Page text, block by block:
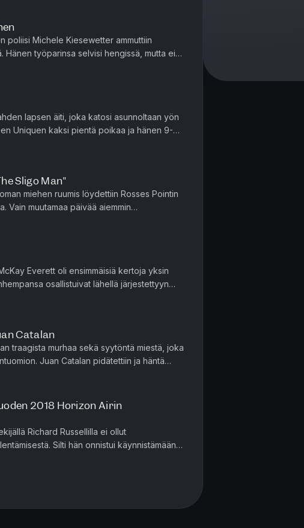
mystery-of-the-lost-boys-part-
The mystery of
news/the-mystery-
e889-5ce1-8f8a-
the-lost-boys-of-pickering-
8202-5a9e-9aea-
pickering-ontario-lost-boys/
(1995) – True Crime Canada
boys-of-pickering/ The Lost
Bruce Ricketts
Gothic
missing-pickering-lost-boys 20
later-the-lost-boys-mystery-
Private
Boys’ of Pickering case
investigator-seeks-new-
article_b2b72b91-0f08-5bf3-
article/the-toronto-star-
bay-nugget-police-confirm-
toronto-star-mom-refuses-to-
poliisi Michele Kiesewetter ammuttiin
työparinsa selvisi hengissä, mutta ei
löydetty DNA ...
lapsen äiti, joka katosi asunnoltaan yön
Uniquen kaksi pientä poikaa ja hänen 9-
ja huomasivat ...
Sligo Man"
miehen ruumis löydettiin Rosses Pointin
Vain muutamaa päivää aiemmin
saman miehen saapuvan kaup...
Everett oli ensimmäisiä kertoja yksin
osallistuivat lähellä järjestettyyn
ei saanut poik...
Catalan
traagista murhaa sekä syytöntä miestä, joka
Juan Catalan pidätettiin ja häntä
Los Angel...
2018 Horizon Airin
Richard Russellilla ei ollut
Silti hän onnistui käynnistämään
ilmaan ja lentämä...